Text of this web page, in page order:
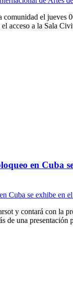
comunidad el jueves
acceso a la Sala
en Cuba
y contará con la
de una